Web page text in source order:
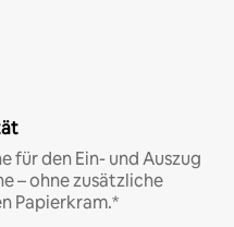
für den Ein- und Auszug
– ohne zusätzliche
Papierkram.*